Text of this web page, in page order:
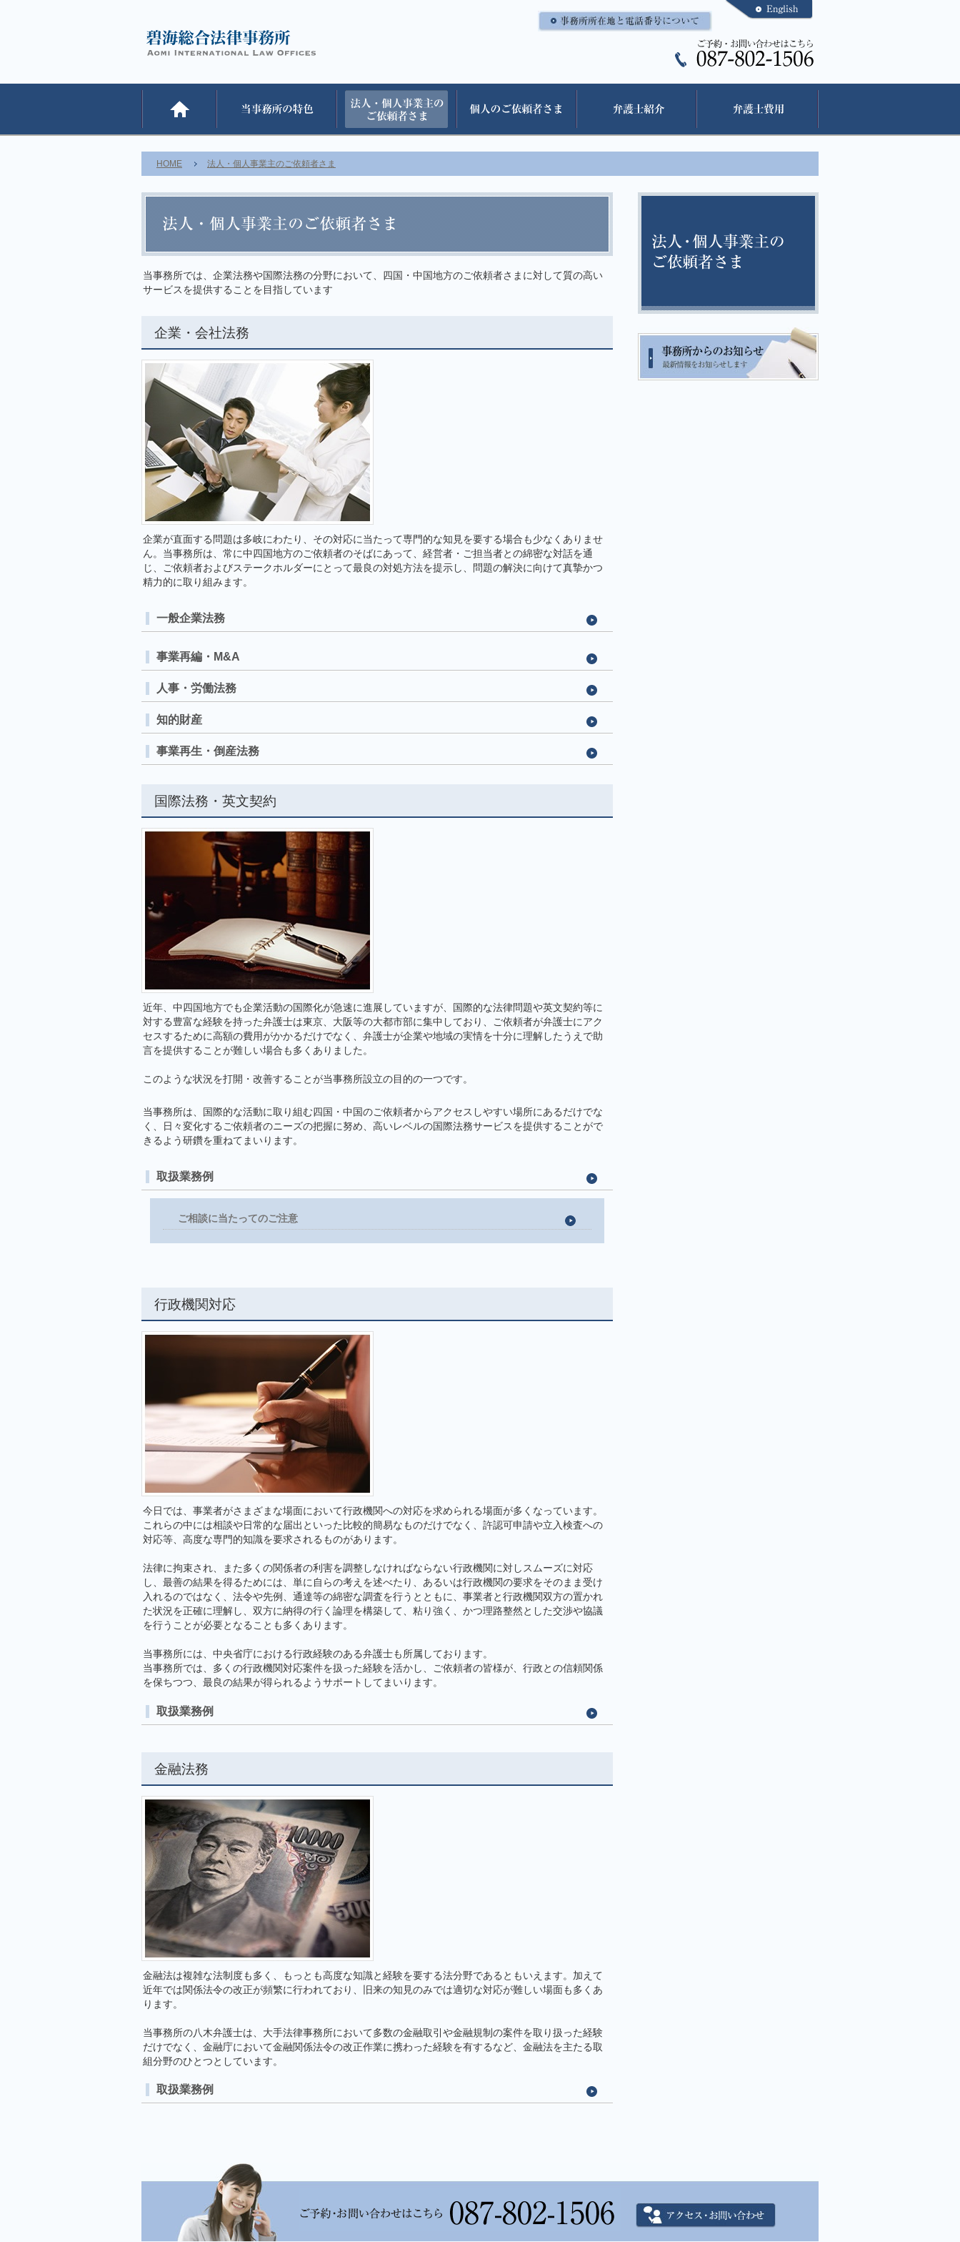
HOME 法人・個人事業主のご依頼者さま
当事務所では、企業法務や国際法務の分野において、四国・中国地方のご依頼者さまに対して質の高い
サービスを提供することを目指しています
企業・会社法務
企業が直面する問題は多岐にわたり、その対応に当たって専門的な知見を要する場合も少なくありませ
ん。当事務所は、常に中四国地方のご依頼者のそばにあって、経営者・ご担当者との綿密な対話を通
じ、ご依頼者およびステークホルダーにとって最良の対処方法を提示し、問題の解決に向けて真摯かつ
精力的に取り組みます。
一般企業法務
事業再編・M&A
人事・労働法務
知的財産
事業再生・倒産法務
国際法務・英文契約
近年、中四国地方でも企業活動の国際化が急速に進展していますが、国際的な法律問題や英文契約等に
対する豊富な経験を持った弁護士は東京、大阪等の大都市部に集中しており、ご依頼者が弁護士にアク
セスするために高額の費用がかかるだけでなく、弁護士が企業や地域の実情を十分に理解したうえで助
言を提供することが難しい場合も多くありました。
このような状況を打開・改善することが当事務所設立の目的の一つです。
当事務所は、国際的な活動に取り組む四国・中国のご依頼者からアクセスしやすい場所にあるだけでな
く、日々変化するご依頼者のニーズの把握に努め、高いレベルの国際法務サービスを提供することがで
きるよう研鑽を重ねてまいります。
取扱業務例
ご相談に当たってのご注意
行政機関対応
今日では、事業者がさまざまな場面において行政機関への対応を求められる場面が多くなっています。
これらの中には相談や日常的な届出といった比較的簡易なものだけでなく、許認可申請や立入検査への
対応等、高度な専門的知識を要求されるものがあります。
法律に拘束され、また多くの関係者の利害を調整しなければならない行政機関に対しスムーズに対応
し、最善の結果を得るためには、単に自らの考えを述べたり、あるいは行政機関の要求をそのまま受け
入れるのではなく、法令や先例、通達等の綿密な調査を行うとともに、事業者と行政機関双方の置かれ
た状況を正確に理解し、双方に納得の行く論理を構築して、粘り強く、かつ理路整然とした交渉や協議
を行うことが必要となることも多くあります。
当事務所には、中央省庁における行政経験のある弁護士も所属しております。
当事務所では、多くの行政機関対応案件を扱った経験を活かし、ご依頼者の皆様が、行政との信頼関係
を保ちつつ、最良の結果が得られるようサポートしてまいります。
取扱業務例
金融法務
金融法は複雑な法制度も多く、もっとも高度な知識と経験を要する法分野であるともいえます。加えて
近年では関係法令の改正が頻繁に行われており、旧来の知見のみでは適切な対応が難しい場面も多くあ
ります。
当事務所の八木弁護士は、大手法律事務所において多数の金融取引や金融規制の案件を取り扱った経験
だけでなく、金融庁において金融関係法令の改正作業に携わった経験を有するなど、金融法を主たる取
組分野のひとつとしています。
取扱業務例